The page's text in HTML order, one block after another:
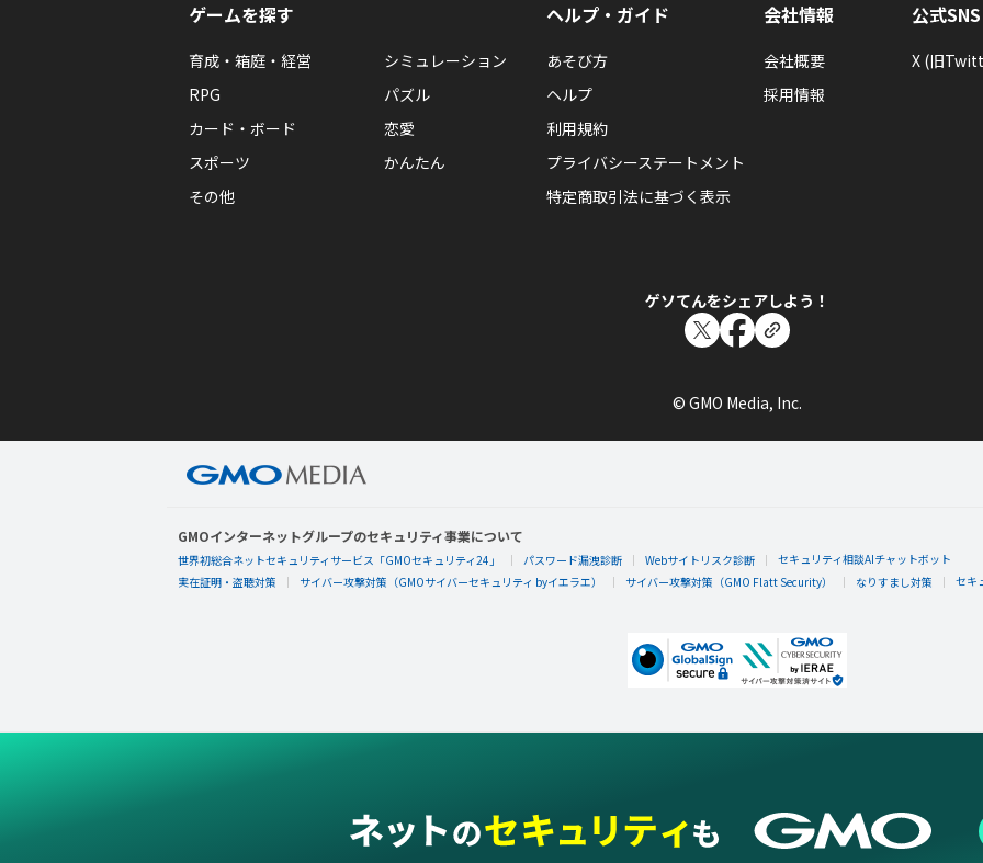
ゲームを探す
育成・箱庭・経営
シミュレーション
RPG
パズル
カード・ボード
恋愛
スポーツ
かんたん
その他
ヘルプ・ガイド
あそび方
ヘルプ
利用規約
プライバシーステートメント
特定商取引法に基づく表示
会社情報
会社概要
採用情報
公式SNS
X (旧
ゲソてんをシェアしよう！
© GMO Media, Inc.
GMOインターネットグループのセキュリティ事業について
世界初総合ネットセキュリティサービス「GMOセキュリティ24」 パスワード漏洩診断 Webサイトリスク診断
セキュリティ相談AIチャットボット
実在証明・盗聴対策
サイバー攻撃対策（GMOサイバーセキュリティ byイエラエ） サイバー攻撃対策（GMO Flatt Security） なりすまし対策 セキ